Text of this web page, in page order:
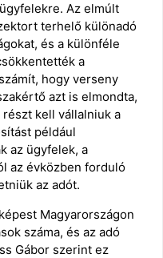
Az elmúlt
terhelő különadó
és a különféle
a
hogy verseny
azt is elmondta,
kell vállalniuk a
például
az ügyfelek, a
az évközben forduló
az adót.
Magyarországon
száma, és az adó
Gábor szerint ez